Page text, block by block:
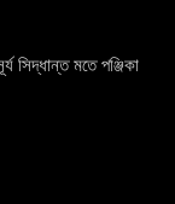
মতে পঞ্জিকা